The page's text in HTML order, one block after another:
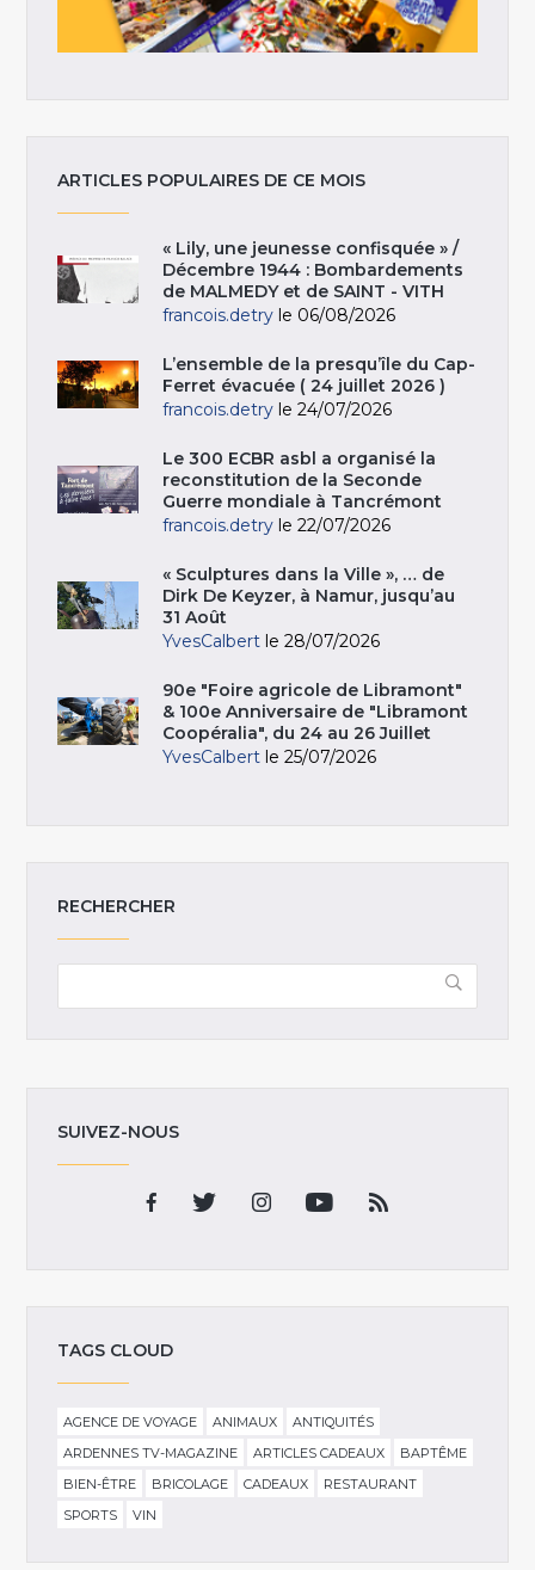
ARTICLES POPULAIRES DE CE MOIS
« Lily, une jeunesse confisquée » /
Décembre 1944 : Bombardements
de MALMEDY et de SAINT - VITH
francois.detry le 06/08/2026
L’ensemble de la presqu’île du Cap-
Ferret évacuée ( 24 juillet 2026 )
francois.detry le 24/07/2026
Le 300 ECBR asbl a organisé la
reconstitution de la Seconde
Guerre mondiale à Tancrémont
francois.detry le 22/07/2026
« Sculptures dans la Ville », … de
Dirk De Keyzer, à Namur, jusqu’au
31 Août
YvesCalbert le 28/07/2026
90e "Foire agricole de Libramont"
& 100e Anniversaire de "Libramont
Coopéralia", du 24 au 26 Juillet
YvesCalbert le 25/07/2026
RECHERCHER
SUIVEZ-NOUS
TAGS CLOUD
AGENCE DE VOYAGE ANIMAUX
ANTIQUITÉS
ARDENNES TV-MAGAZINE
ARTICLES CADEAUX
BAPTÊME
BIEN-ÊTRE
BRICOLAGE CADEAUX
RESTAURANT
SPORTS
VIN